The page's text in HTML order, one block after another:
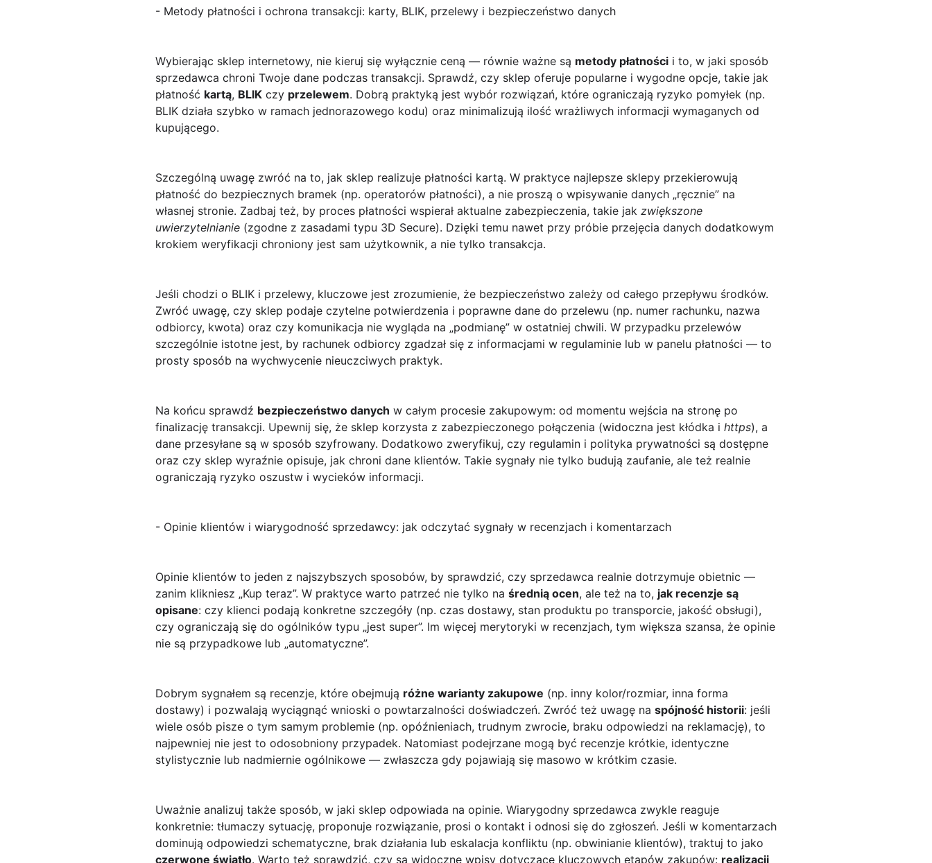
- Metody płatności i ochrona transakcji: karty, BLIK, przelewy i bezpieczeństwo danych
Wybierając sklep internetowy, nie kieruj się wyłącznie ceną — równie ważne są metody płatności i to, w jaki sposób
sprzedawca chroni Twoje dane podczas transakcji. Sprawdź, czy sklep oferuje popularne i wygodne opcje, takie jak
płatność kartą, BLIK czy przelewem. Dobrą praktyką jest wybór rozwiązań, które ograniczają ryzyko pomyłek (np.
BLIK działa szybko w ramach jednorazowego kodu) oraz minimalizują ilość wrażliwych informacji wymaganych od
kupującego.
Szczególną uwagę zwróć na to, jak sklep realizuje płatności kartą. W praktyce najlepsze sklepy przekierowują
płatność do bezpiecznych bramek (np. operatorów płatności), a nie proszą o wpisywanie danych „ręcznie” na
własnej stronie. Zadbaj też, by proces płatności wspierał aktualne zabezpieczenia, takie jak zwiększone
uwierzytelnianie (zgodne z zasadami typu 3D Secure). Dzięki temu nawet przy próbie przejęcia danych dodatkowym
krokiem weryfikacji chroniony jest sam użytkownik, a nie tylko transakcja.
Jeśli chodzi o BLIK i przelewy, kluczowe jest zrozumienie, że bezpieczeństwo zależy od całego przepływu środków.
Zwróć uwagę, czy sklep podaje czytelne potwierdzenia i poprawne dane do przelewu (np. numer rachunku, nazwa
odbiorcy, kwota) oraz czy komunikacja nie wygląda na „podmianę” w ostatniej chwili. W przypadku przelewów
szczególnie istotne jest, by rachunek odbiorcy zgadzał się z informacjami w regulaminie lub w panelu płatności — to
prosty sposób na wychwycenie nieuczciwych praktyk.
Na końcu sprawdź bezpieczeństwo danych w całym procesie zakupowym: od momentu wejścia na stronę po
finalizację transakcji. Upewnij się, że sklep korzysta z zabezpieczonego połączenia (widoczna jest kłódka i https), a
dane przesyłane są w sposób szyfrowany. Dodatkowo zweryfikuj, czy regulamin i polityka prywatności są dostępne
oraz czy sklep wyraźnie opisuje, jak chroni dane klientów. Takie sygnały nie tylko budują zaufanie, ale też realnie
ograniczają ryzyko oszustw i wycieków informacji.
- Opinie klientów i wiarygodność sprzedawcy: jak odczytać sygnały w recenzjach i komentarzach
Opinie klientów to jeden z najszybszych sposobów, by sprawdzić, czy sprzedawca realnie dotrzymuje obietnic —
zanim klikniesz „Kup teraz”. W praktyce warto patrzeć nie tylko na średnią ocen, ale też na to, jak recenzje są
opisane: czy klienci podają konkretne szczegóły (np. czas dostawy, stan produktu po transporcie, jakość obsługi),
czy ograniczają się do ogólników typu „jest super”. Im więcej merytoryki w recenzjach, tym większa szansa, że opinie
nie są przypadkowe lub „automatyczne”.
Dobrym sygnałem są recenzje, które obejmują różne warianty zakupowe (np. inny kolor/rozmiar, inna forma
dostawy) i pozwalają wyciągnąć wnioski o powtarzalności doświadczeń. Zwróć też uwagę na spójność historii: jeśli
wiele osób pisze o tym samym problemie (np. opóźnieniach, trudnym zwrocie, braku odpowiedzi na reklamację), to
najpewniej nie jest to odosobniony przypadek. Natomiast podejrzane mogą być recenzje krótkie, identyczne
stylistycznie lub nadmiernie ogólnikowe — zwłaszcza gdy pojawiają się masowo w krótkim czasie.
Uważnie analizuj także sposób, w jaki sklep odpowiada na opinie. Wiarygodny sprzedawca zwykle reaguje
konkretnie: tłumaczy sytuację, proponuje rozwiązanie, prosi o kontakt i odnosi się do zgłoszeń. Jeśli w komentarzach
dominują odpowiedzi schematyczne, brak działania lub eskalacja konfliktu (np. obwinianie klientów), traktuj to jako
czerwone światło. Warto też sprawdzić, czy są widoczne wpisy dotyczące kluczowych etapów zakupów: realizacji